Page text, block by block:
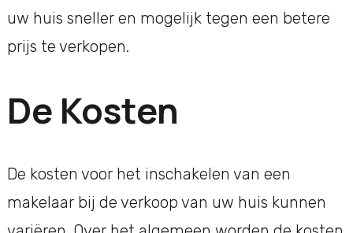
uw huis sneller en mogelijk tegen een betere
prijs te verkopen.
De Kosten
De kosten voor het inschakelen van een
makelaar bij de verkoop van uw huis kunnen